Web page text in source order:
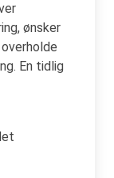
ønsker
En tidlig